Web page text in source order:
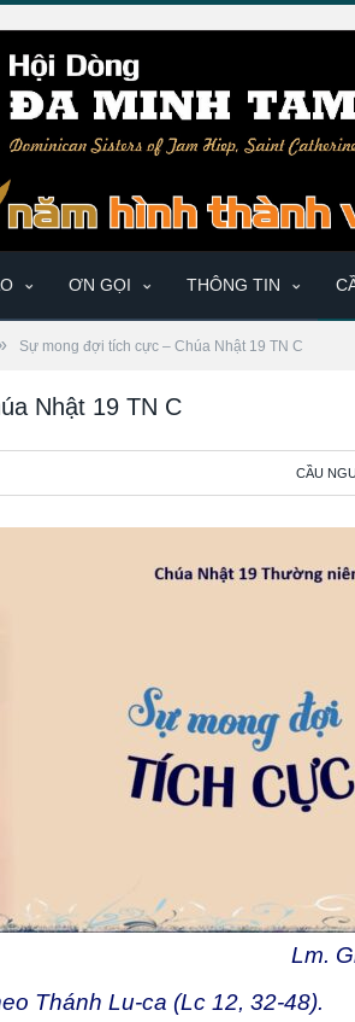
Sự mong đợi tích cực – Chúa Nhật 19 TN C
Nhật 19 TN C
Lm.